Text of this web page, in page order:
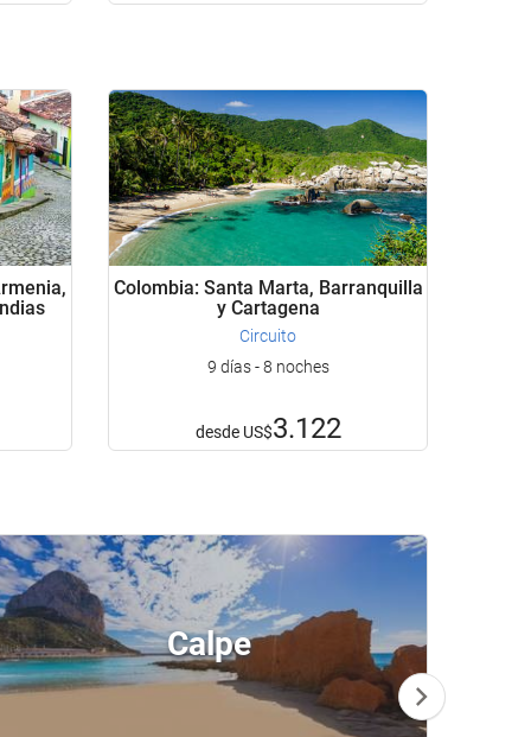
Colombia: Santa Marta, Barranquilla
y Cartagena
Circuito
9 días - 8 noches
desde US$3.122
Calpe